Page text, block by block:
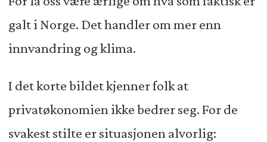
galt i Norge. Det handler om mer enn
innvandring og klima.
I det korte bildet kjenner folk at
privatøkonomien ikke bedrer seg. For de
svakest stilte er situasjonen alvorlig: